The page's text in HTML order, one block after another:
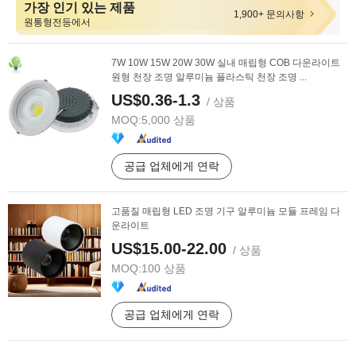
가장 인기 있는 제품
원통형전등에서
1,900+ 문의사항
7W 10W 15W 20W 30W 실내 매립형 COB 다운라이트
원형 천장 조명 알루미늄 플라스틱 천장 조명 ...
US$0.36-1.3 / 상품
MOQ:5,000 상품
공급 업체에게 연락
고품질 매립형 LED 조명 기구 알루미늄 모듈 프레임 다
운라이트
US$15.00-22.00 / 상품
MOQ:100 상품
공급 업체에게 연락